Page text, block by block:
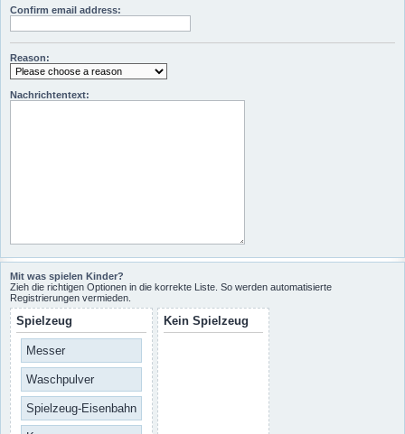
Confirm email address:
Reason:
Nachrichtentext:
Mit was spielen Kinder?
Zieh die richtigen Optionen in die korrekte Liste. So werden automatisierte
Registrierungen vermieden.
Spielzeug
Messer
Waschpulver
Spielzeug-Eisenbahn
Kein Spielzeug